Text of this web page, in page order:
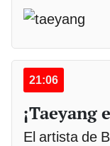
21:06
¡Taeyang
El artista de